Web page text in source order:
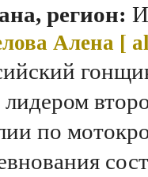
регион:
Алена [
лидером
по